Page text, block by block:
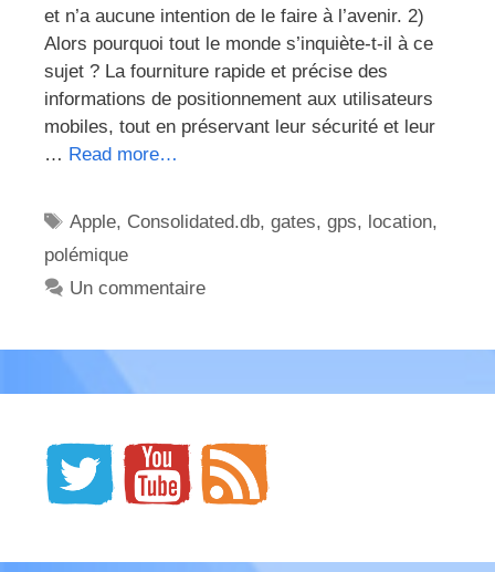
et n’a aucune intention de le faire à l’avenir. 2)
Alors pourquoi tout le monde s’inquiète-t-il à ce
sujet ? La fourniture rapide et précise des
informations de positionnement aux utilisateurs
mobiles, tout en préservant leur sécurité et leur
… Read more…
Étiquettes
Apple, Consolidated.db,gates,gps, location,
polémique
Un commentaire